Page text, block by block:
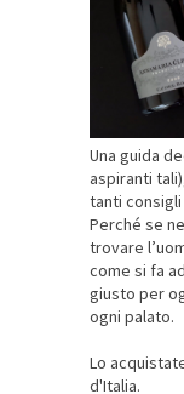
Una guida
aspiranti
tanti
Perché se
trovare
come si fa
giusto per
ogni palato.
Lo
d'Italia.